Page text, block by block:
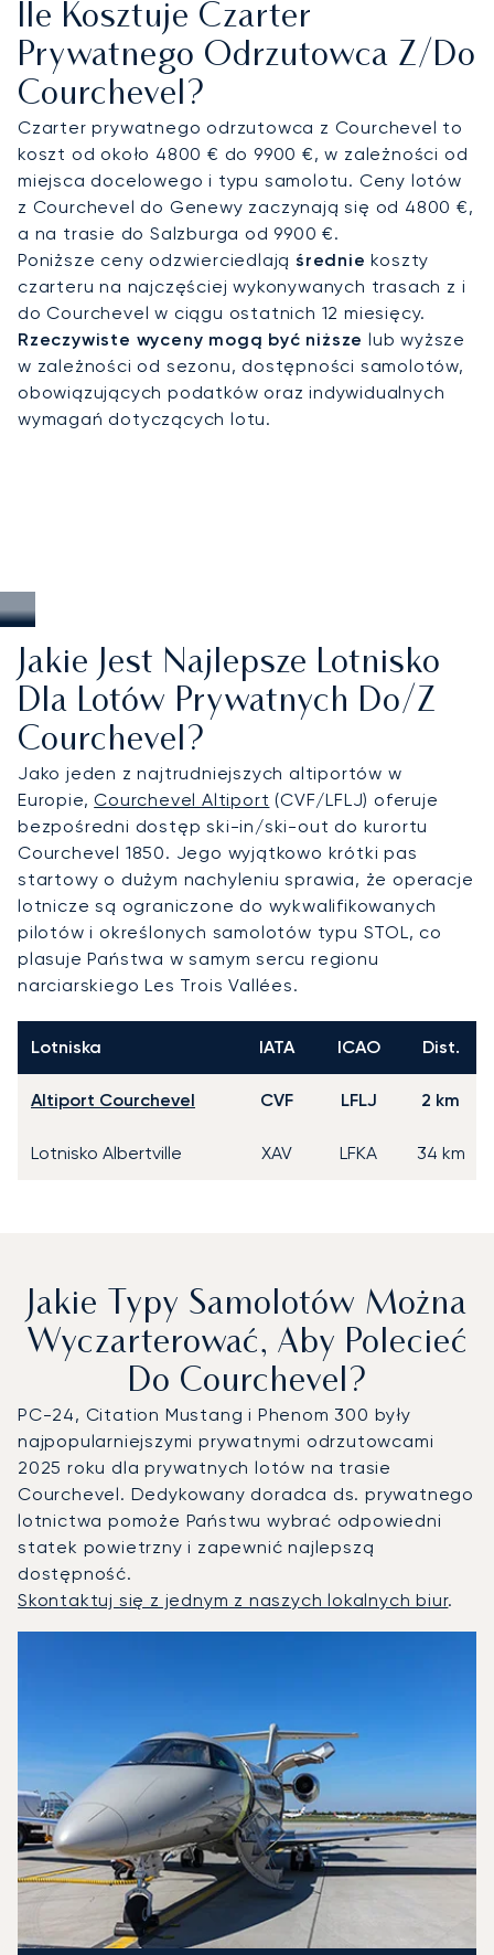
sobą sprzęt narciarski, niemal bez ograniczeń
co do jego wielkości. Cały samolot jest do
Państwa dyspozycji, dzięki czemu po przylocie do
Courchevel są Państwo od razu gotowi, by ruszyć
na stok.
Nasze globalne doświadczenie obejmuje
organizację lotów na wymagające lotniska o
skomplikowanym podejściu do lądowania
specjalistyczna wiedza gwarantuje Państwu
całkowity spokój ducha. Z absolutną precyzją
zarządzamy Państwa podróżą do wysoko
położonego kurortu Courchevel, zapewniając
przylot w atmosferze komfortu i pewności, tuż
przed wyruszeniem na stoki.
Ile Kosztuje Czarter
Prywatnego Odrzutowca Z/do
Courchevel?
Czarter prywatnego odrzutowca z Courchevel to
koszt od około 4800 € do 9900 €, w zależności od
miejsca docelowego i typu samolotu. Ceny lotów
z Courchevel do Genewy zaczynają się od 4800 €,
a na trasie do Salzburga od 9900 €.
Poniższe ceny odzwierciedlają średnie koszty
czarteru na najczęściej wykonywanych trasach z i
do Courchevel w ciągu ostatnich 12 miesięcy.
Rzeczywiste wyceny mogą być niższe lub wyższe
w zależności od sezonu, dostępności samolotów,
obowiązujących podatków oraz indywidualnych
wymagań dotyczących lotu.
Jakie Jest Najlepsze Lotnisko
Dla Lotów Prywatnych Do/z
Courchevel?
Jako jeden z najtrudniejszych altiportów w
Europie,Courchevel Altiport (CVF/LFLJ) oferuje
bezpośredni dostęp ski-in/ski-out do kurortu
Courchevel 1850. Jego wyjątkowo krótki pas
startowy o dużym nachyleniu sprawia, że operacje
lotnicze są ograniczone do wykwalifikowanych
pilotów i określonych samolotów typu STOL, co
plasuje Państwa w samym sercu regionu
narciarskiego Les Trois Vallées.
Lotniska IATA ICAO Dist.
Altiport Courchevel CVF LFLJ 2 km
Lotnisko Albertville XAV LFKA 34 km
Jakie Typy Samolotów Można
Wyczarterować, Aby Polecieć
Do Courchevel?
PC-24, Citation Mustang i Phenom 300 były
najpopularniejszymi prywatnymi odrzutowcami
2025 roku dla prywatnych lotów na trasie
Courchevel. Dedykowany doradca ds. prywatnego
lotnictwa pomoże Państwu wybrać odpowiedni
statek powietrzny i zapewnić najlepszą
dostępność.
Skontaktuj się z jednym z naszych lokalnych biur.